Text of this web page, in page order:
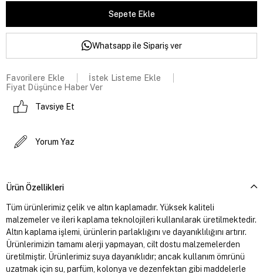
Whatsapp ile Sipariş ver
Favorilere Ekle
İstek Listeme Ekle
Fiyat Düşünce Haber Ver
Tavsiye Et
Yorum Yaz
Ürün Özellikleri
Tüm ürünlerimiz çelik ve altın kaplamadır. Yüksek kaliteli
malzemeler ve ileri kaplama teknolojileri kullanılarak üretilmektedir.
Altın kaplama işlemi, ürünlerin parlaklığını ve dayanıklılığını artırır.
Ürünlerimizin tamamı alerji yapmayan, cilt dostu malzemelerden
üretilmiştir. Ürünlerimiz suya dayanıklıdır; ancak kullanım ömrünü
uzatmak için su, parfüm, kolonya ve dezenfektan gibi maddelerle